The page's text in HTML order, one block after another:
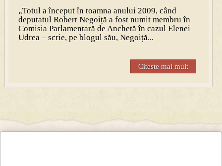
„Totul a început în toamna anului 2009, când
deputatul Robert Negoiță a fost numit membru în
Comisia Parlamentară de Anchetă în cazul Elenei
Udrea – scrie, pe blogul său, Negoiță...
Citeste mai mult